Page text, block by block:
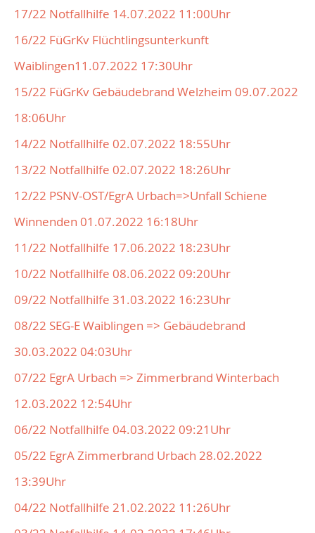
17/22 Notfallhilfe 14.07.2022 11:00Uhr
16/22 FüGrKv Flüchtlingsunterkunft
Waiblingen11.07.2022 17:30Uhr
15/22 FüGrKv Gebäudebrand Welzheim 09.07.2022
18:06Uhr
14/22 Notfallhilfe 02.07.2022 18:55Uhr
13/22 Notfallhilfe 02.07.2022 18:26Uhr
12/22 PSNV-OST/EgrA Urbach=>Unfall Schiene
Winnenden 01.07.2022 16:18Uhr
11/22 Notfallhilfe 17.06.2022 18:23Uhr
10/22 Notfallhilfe 08.06.2022 09:20Uhr
09/22 Notfallhilfe 31.03.2022 16:23Uhr
08/22 SEG-E Waiblingen => Gebäudebrand
30.03.2022 04:03Uhr
07/22 EgrA Urbach => Zimmerbrand Winterbach
12.03.2022 12:54Uhr
06/22 Notfallhilfe 04.03.2022 09:21Uhr
05/22 EgrA Zimmerbrand Urbach 28.02.2022
13:39Uhr
04/22 Notfallhilfe 21.02.2022 11:26Uhr